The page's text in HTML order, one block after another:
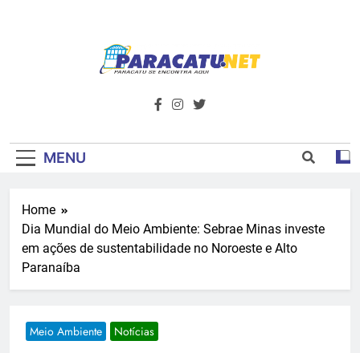
Paracatu.net –
Notícias E
Primeiro Do
Noroeste De
Minas
além de tudo sobre esportes e
MENU
Home
Dia Mundial do Meio Ambiente: Sebrae Minas investe
em ações de sustentabilidade no Noroeste e Alto
Paranaíba
Meio Ambiente Notícias